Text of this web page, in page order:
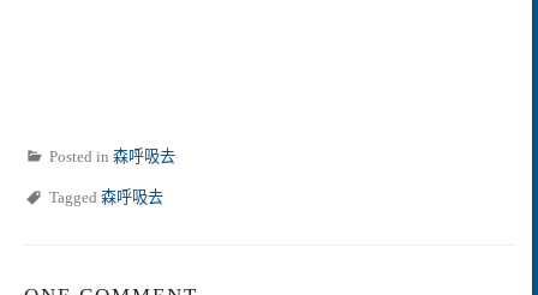
Posted in 森呼吸去
Tagged 森呼吸去